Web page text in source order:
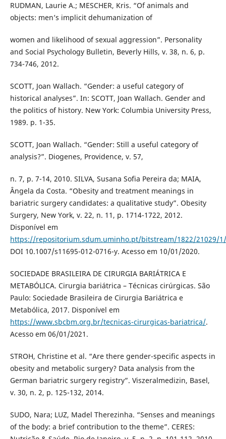
RUDMAN, Laurie A.; MESCHER, Kris. “Of animals and
objects: men’s implicit dehumanization of
women and likelihood of sexual aggression”. Personality
and Social Psychology Bulletin, Beverly Hills, v. 38, n. 6, p.
734-746, 2012.
SCOTT, Joan Wallach. “Gender: a useful category of
historical analyses”. In: SCOTT, Joan Wallach. Gender and
the politics of history. New York: Columbia University Press,
1989. p. 1-35.
SCOTT, Joan Wallach. “Gender: Still a useful category of
analysis?”. Diogenes, Providence, v. 57,
n. 7, p. 7-14, 2010. SILVA, Susana Sofia Pereira da; MAIA,
Ângela da Costa. “Obesity and treatment meanings in
bariatric surgery candidates: a qualitative study”. Obesity
Surgery, New York, v. 22, n. 11, p. 1714-1722, 2012.
Disponível em
https://repositorium.sdum.uminho.pt/bitstream/1822/21029/
DOI 10.1007/s11695-012-0716-y. Acesso em 10/01/2020.
SOCIEDADE BRASILEIRA DE CIRURGIA BARIÁTRICA E
METABÓLICA. Cirurgia bariátrica – Técnicas cirúrgicas. São
Paulo: Sociedade Brasileira de Cirurgia Bariátrica e
Metabólica, 2017. Disponível em
https://www.sbcbm.org.br/tecnicas-cirurgicas-bariatrica/.
Acesso em 06/01/2021.
STROH, Christine et al. “Are there gender-specific aspects in
obesity and metabolic surgery? Data analysis from the
German bariatric surgery registry”. Viszeralmedizin, Basel,
v. 30, n. 2, p. 125-132, 2014.
SUDO, Nara; LUZ, Madel Therezinha. “Senses and meanings
of the body: a brief contribution to the theme”. CERES: